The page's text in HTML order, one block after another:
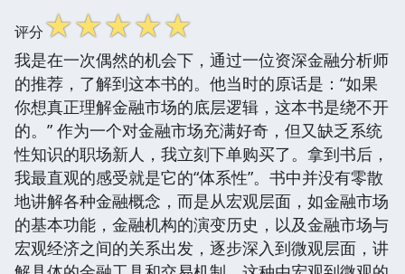
评分☆☆☆☆☆
我是在一次偶然的机会下，通过一位资深金融分析师
的推荐，了解到这本书的。他当时的原话是：“如果
你想真正理解金融市场的底层逻辑，这本书是绕不开
的。” 作为一个对金融市场充满好奇，但又缺乏系统
性知识的职场新人，我立刻下单购买了。拿到书后，
我最直观的感受就是它的“体系性”。书中并没有零散
地讲解各种金融概念，而是从宏观层面，如金融市场
的基本功能，金融机构的演变历史，以及金融市场与
宏观经济之间的关系出发，逐步深入到微观层面，讲